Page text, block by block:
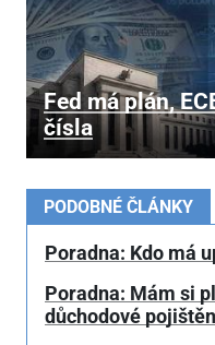
Fed má plán,
čísla
PODOBNÉ ČLÁNKY
Poradna: Kdo má
Poradna: Mám si
důchodové